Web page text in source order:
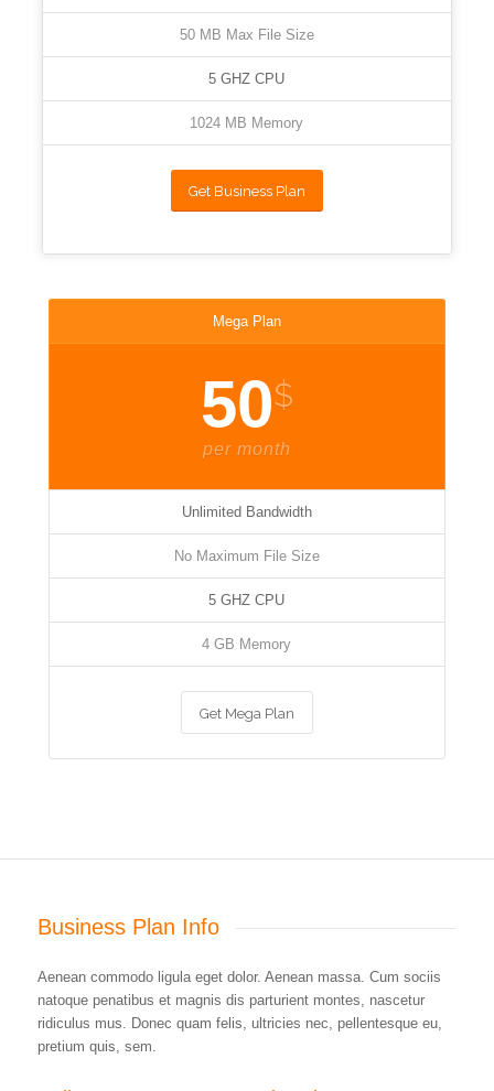
50 MB Max File Size
5 GHZ CPU
1024 MB Memory
Get Business Plan
Mega Plan
50$
per month
Unlimited Bandwidth
No Maximum File Size
5 GHZ CPU
4 GB Memory
Get Mega Plan
Business Plan Info
Aenean commodo ligula eget dolor. Aenean massa. Cum sociis
natoque penatibus et magnis dis parturient montes, nascetur
ridiculus mus. Donec quam felis, ultricies nec, pellentesque eu,
pretium quis, sem.